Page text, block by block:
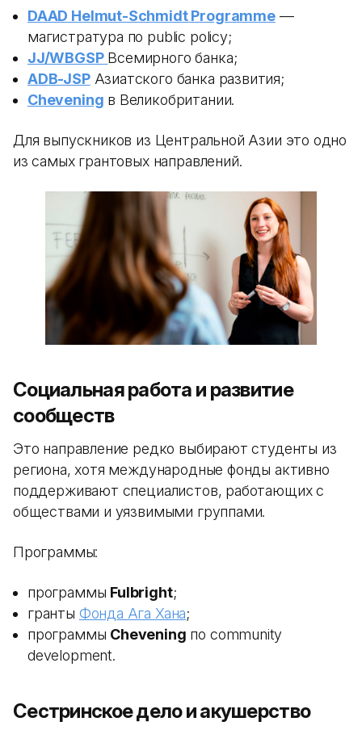
DAAD Helmut-Schmidt Programme—
магистратура по public policy;
JJ/WBGSP Всемирного банка;
ADB-JSPАзиатского банка развития;
Chevening в Великобритании.
Для выпускников из Центральной Азии это одно
из самых грантовых направлений.
Социальная работа и развитие
сообществ
Это направление редко выбирают студенты из
региона, хотя международные фонды активно
поддерживают специалистов, работающих с
обществами и уязвимыми группами.
Программы:
программы Fulbright;
гранты Фонда Ага Хана;
программы Chevening по community
development.
Сестринское дело и акушерство